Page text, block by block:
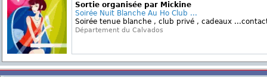
Sortie organisée par Mickine
Soirée Nuit Blanche Au Ho Club ...
Soirée tenue blanche , club privé , cadeaux
Département du Calvados